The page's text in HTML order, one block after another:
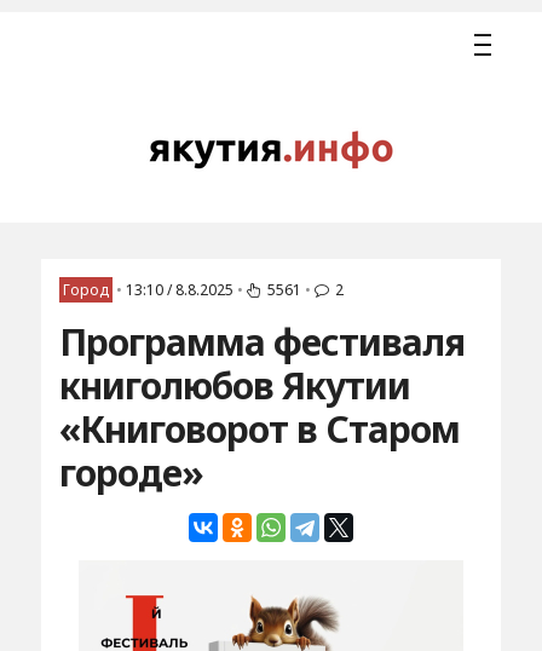
Город • 13:10 / 8.8.2025 • 5561 • 2
Программа фестиваля
книголюбов Якутии
«Книговорот в Старом
городе»